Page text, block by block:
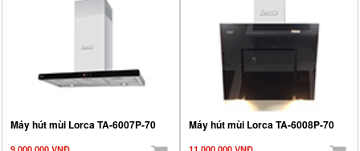
Máy hút mùi Lorca TA-6007P-70 Máy hút mùi Lorca TA-6008P-70